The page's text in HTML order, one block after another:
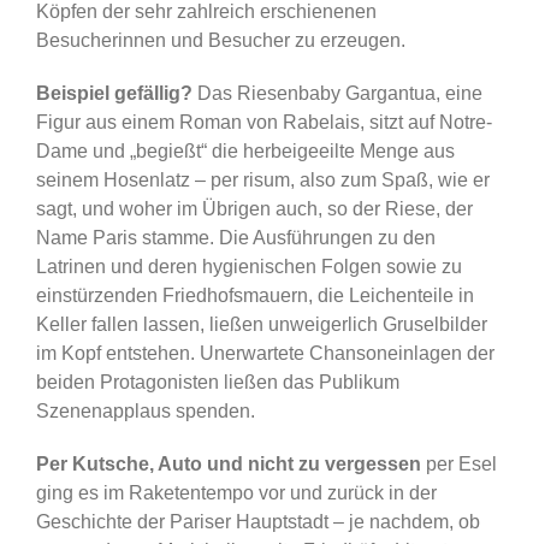
Köpfen der sehr zahlreich erschienenen
Besucherinnen und Besucher zu erzeugen.
Beispiel gefällig? Das Riesenbaby Gargantua, eine
Figur aus einem Roman von Rabelais, sitzt auf Notre-
Dame und „begießt“ die herbeigeeilte Menge aus
seinem Hosenlatz – per risum, also zum Spaß, wie er
sagt, und woher im Übrigen auch, so der Riese, der
Name Paris stamme. Die Ausführungen zu den
Latrinen und deren hygienischen Folgen sowie zu
einstürzenden Friedhofsmauern, die Leichenteile in
Keller fallen lassen, ließen unweigerlich Gruselbilder
im Kopf entstehen. Unerwartete Chansoneinlagen der
beiden Protagonisten ließen das Publikum
Szenenapplaus spenden.
Per Kutsche, Auto und nicht zu vergessen per Esel
ging es im Raketentempo vor und zurück in der
Geschichte der Pariser Hauptstadt – je nachdem, ob